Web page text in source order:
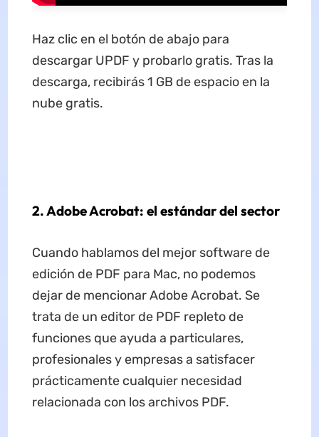
Haz clic en el botón de abajo para
descargar UPDF y probarlo gratis. Tras la
descarga, recibirás 1 GB de espacio en la
nube gratis.
2. Adobe Acrobat: el estándar del sector
Cuando hablamos del mejor software de
edición de PDF para Mac, no podemos
dejar de mencionar Adobe Acrobat. Se
trata de un editor de PDF repleto de
funciones que ayuda a particulares,
profesionales y empresas a satisfacer
prácticamente cualquier necesidad
relacionada con los archivos PDF.